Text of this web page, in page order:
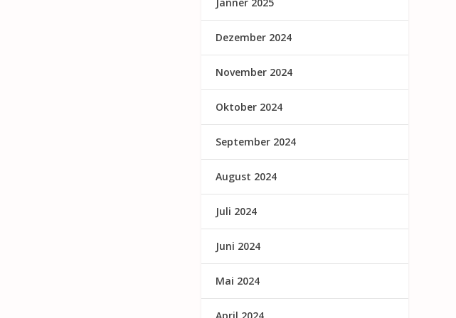
Dezember 2024
November 2024
Oktober 2024
September 2024
August 2024
Juli 2024
Juni 2024
Mai 2024